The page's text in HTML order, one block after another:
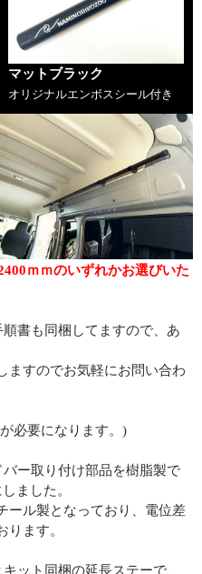
マットブラック
オリジナルエンボスシール付き
ｍｍのいずれかお選びいた
書も同梱してますので、あ
ますのでお気軽にお問い合わ
必要になります。)
ー取り付け部品を樹脂製で
ました。
ール製となっており、電位差
ります。
ット同梱の延長ステーで、